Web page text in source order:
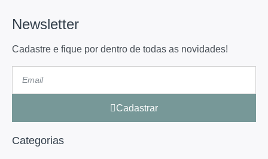
Newsletter
Cadastre e fique por dentro de todas as novidades!
Cadastrar
Categorias